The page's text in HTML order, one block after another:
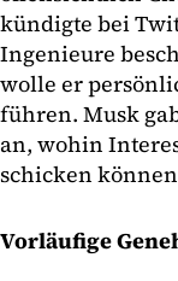
kündigte bei
Ingenieure
wolle er
führen. Musk
an, wohin
schicken
Vorläufige